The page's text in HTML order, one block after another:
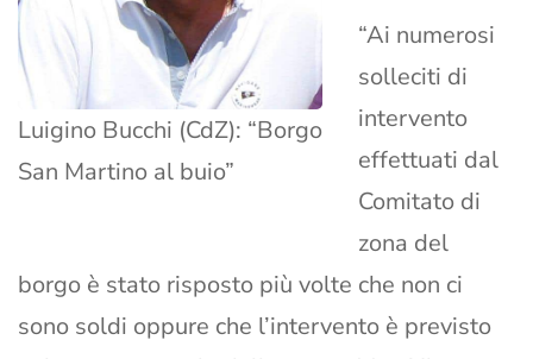
Luigino Bucchi (CdZ): “Borgo
San Martino al buio”
“Ai numerosi
solleciti di
intervento
effettuati dal
Comitato di
zona del
borgo è stato risposto più volte che non ci
sono soldi oppure che l’intervento è previsto